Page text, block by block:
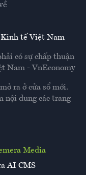
Media
AI CMS
Kinh tế Việt Nam
có sự chấp thuận
Nam - VnEconomy
ra ở cửa sổ mới.
nội dung các trang